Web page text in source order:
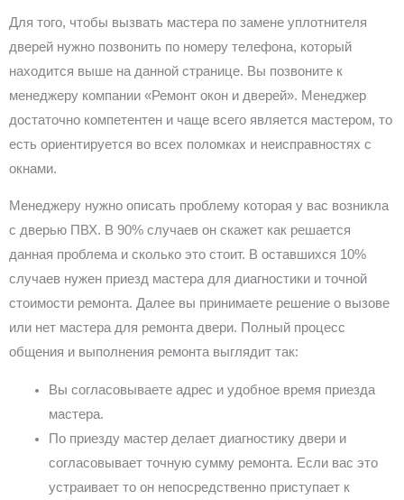
Для того, чтобы вызвать мастера по замене уплотнителя
дверей нужно позвонить по номеру телефона, который
находится выше на данной странице. Вы позвоните к
менеджеру компании «Ремонт окон и дверей». Менеджер
достаточно компетентен и чаще всего является мастером, то
есть ориентируется во всех поломках и неисправностях с
окнами.
Менеджеру нужно описать проблему которая у вас возникла
с дверью ПВХ. В 90% случаев он скажет как решается
данная проблема и сколько это стоит. В оставшихся 10%
случаев нужен приезд мастера для диагностики и точной
стоимости ремонта. Далее вы принимаете решение о вызове
или нет мастера для ремонта двери. Полный процесс
общения и выполнения ремонта выглядит так:
Вы согласовываете адрес и удобное время приезда
мастера.
По приезду мастер делает диагностику двери и
согласовывает точную сумму ремонта. Если вас это
устраивает то он непосредственно приступает к